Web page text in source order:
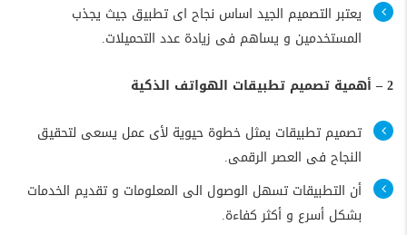
يعتبر التصميم الجيد اساس نجاح اى تطبيق جيث يجذب
المستخدمين و يساهم فى زيادة عدد التحميلات.
2 – أهمية تصميم تطبيقات الهواتف الذكية
تصميم تطبيقات يمثل خطوة حيوية لأى عمل يسعى لتحقيق
النجاح فى العصر الرقمى.
أن التطبيقات تسهل الوصول الى المعلومات و تقديم الخدمات
بشكل أسرع و أكثر كفاءة.